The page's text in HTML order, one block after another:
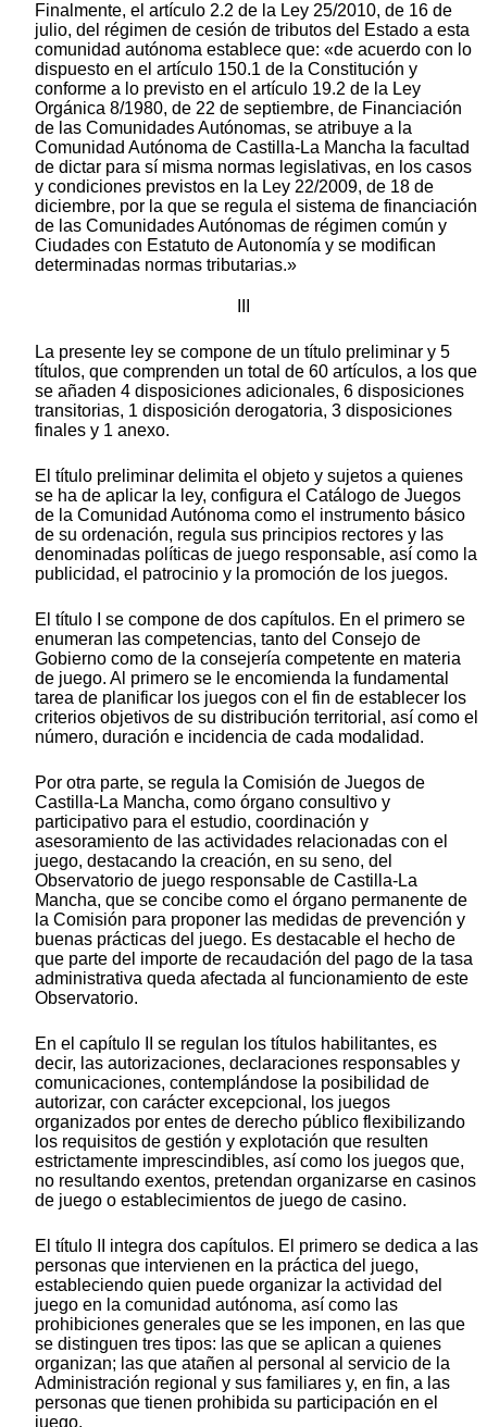
Finalmente, el artículo 2.2 de la Ley 25/2010, de 16 de
julio, del régimen de cesión de tributos del Estado a esta
comunidad autónoma establece que: «de acuerdo con lo
dispuesto en el artículo 150.1 de la Constitución y
conforme a lo previsto en el artículo 19.2 de la Ley
Orgánica 8/1980, de 22 de septiembre, de Financiación
de las Comunidades Autónomas, se atribuye a la
Comunidad Autónoma de Castilla-La Mancha la facultad
de dictar para sí misma normas legislativas, en los casos
y condiciones previstos en la Ley 22/2009, de 18 de
diciembre, por la que se regula el sistema de financiación
de las Comunidades Autónomas de régimen común y
Ciudades con Estatuto de Autonomía y se modifican
determinadas normas tributarias.»
La presente ley se compone de un título preliminar y 5
títulos, que comprenden un total de 60 artículos, a los que
se añaden 4 disposiciones adicionales, 6 disposiciones
transitorias, 1 disposición derogatoria, 3 disposiciones
finales y 1 anexo.
El título preliminar delimita el objeto y sujetos a quienes
se ha de aplicar la ley, configura el Catálogo de Juegos
de la Comunidad Autónoma como el instrumento básico
de su ordenación, regula sus principios rectores y las
denominadas políticas de juego responsable, así como la
publicidad, el patrocinio y la promoción de los juegos.
El título I se compone de dos capítulos. En el primero se
enumeran las competencias, tanto del Consejo de
Gobierno como de la consejería competente en materia
de juego. Al primero se le encomienda la fundamental
tarea de planificar los juegos con el fin de establecer los
criterios objetivos de su distribución territorial, así como el
número, duración e incidencia de cada modalidad.
Por otra parte, se regula la Comisión de Juegos de
Castilla-La Mancha, como órgano consultivo y
participativo para el estudio, coordinación y
asesoramiento de las actividades relacionadas con el
juego, destacando la creación, en su seno, del
Observatorio de juego responsable de Castilla-La
Mancha, que se concibe como el órgano permanente de
la Comisión para proponer las medidas de prevención y
buenas prácticas del juego. Es destacable el hecho de
que parte del importe de recaudación del pago de la tasa
administrativa queda afectada al funcionamiento de este
Observatorio.
En el capítulo II se regulan los títulos habilitantes, es
decir, las autorizaciones, declaraciones responsables y
comunicaciones, contemplándose la posibilidad de
autorizar, con carácter excepcional, los juegos
organizados por entes de derecho público flexibilizando
los requisitos de gestión y explotación que resulten
estrictamente imprescindibles, así como los juegos que,
no resultando exentos, pretendan organizarse en casinos
de juego o establecimientos de juego de casino.
El título II integra dos capítulos. El primero se dedica a las
personas que intervienen en la práctica del juego,
estableciendo quien puede organizar la actividad del
juego en la comunidad autónoma, así como las
prohibiciones generales que se les imponen, en las que
se distinguen tres tipos: las que se aplican a quienes
organizan; las que atañen al personal al servicio de la
Administración regional y sus familiares y, en fin, a las
personas que tienen prohibida su participación en el
juego.